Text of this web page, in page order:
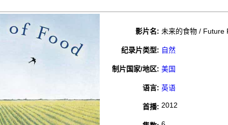
影片名: 未来的食物 / Future
纪录片类型: 自然
制片国家/地区: 美国
语言: 英语
首播: 2012